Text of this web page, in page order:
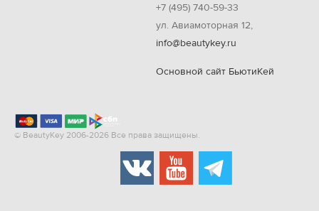
+7 (495) 740-59-33
ул. Авиамоторная 12,
info@beautykey.ru
Основной сайт БьютиКей
© BeautyKey 2006-2026 Все права защищены.